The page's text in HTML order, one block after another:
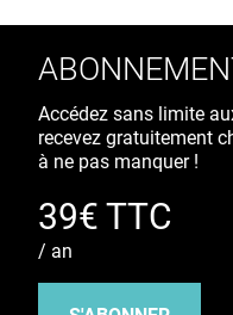
Accédez sans limite
recevez gratuitement
à ne pas manquer !
39€ TTC
/ an